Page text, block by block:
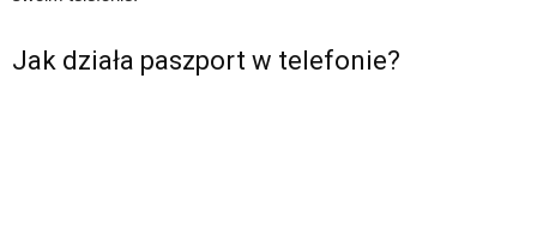
Jak działa paszport w telefonie?